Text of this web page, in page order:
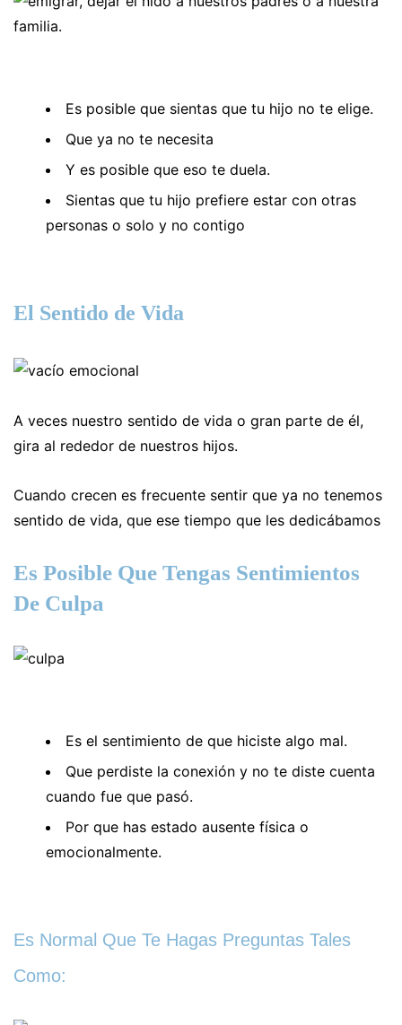
Es posible que sientas que tu hijo no te elige.
Que ya no te necesita
Y es posible que eso te duela.
Sientas que tu hijo prefiere estar con otras
personas o solo y no contigo
El Sentido de Vida
A veces nuestro sentido de vida o gran parte de él,
gira al rededor de nuestros hijos.
Cuando crecen es frecuente sentir que ya no tenemos
sentido de vida, que ese tiempo que les dedicábamos
Es Posible Que Tengas Sentimientos
De Culpa
Es el sentimiento de que hiciste algo mal.
Que perdiste la conexión y no te diste cuenta
cuando fue que pasó.
Por que has estado ausente física o
emocionalmente.
Es Normal Que Te Hagas Preguntas Tales
Como: